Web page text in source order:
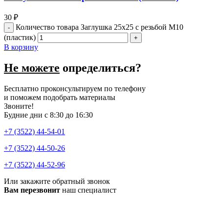
30 ₽
Количество товара Заглушка 25х25 с резьбой М10
(пластик)
В корзину
Не можете определиться?
Бесплатно проконсультируем по телефону
и поможем подобрать материалы
Звоните!
Будние дни с 8:30 до 16:30
+7 (3522) 44-54-01
+7 (3522) 44-50-26
+7 (3522) 44-52-96
Или закажите обратный звонок
Вам перезвонит наш специалист